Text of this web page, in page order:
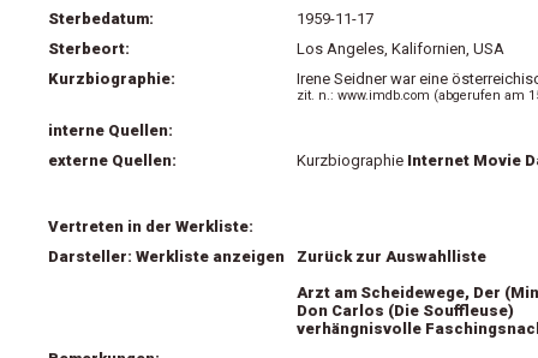
Sterbedatum:
1959-11-17
Sterbeort:
Los Angeles, Kalifornien, USA
Kurzbiographie:
Irene Seidner war eine
zit. n.: www.imdb.com (abgerufen am
interne Quellen:
externe Quellen:
Kurzbiographie Internet Movie
Vertreten in der Werkliste:
Darsteller: Werkliste anzeigen
Zurück zur Auswahlliste
Arzt am Scheidewege, Der
Don Carlos (Die Souffleuse)
verhängnisvolle